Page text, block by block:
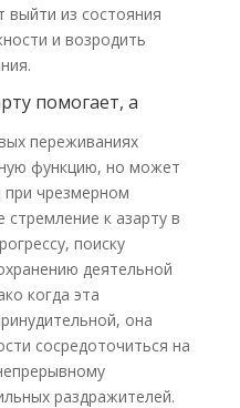
выйти из состояния
и возродить
помогает, а
переживаниях
функцию, но может
при чрезмерном
к азарту в
поиску
деятельной
когда эта
она
сосредоточиться на
раздражителей.